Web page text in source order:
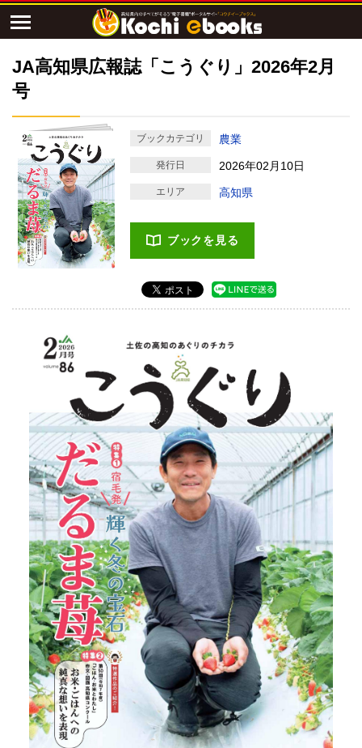
JA高知県広報誌「こうぐり」2026年2月
号
ブックカテゴリ 農業
発行日 2026年02月10日
エリア 高知県
ブックを見る